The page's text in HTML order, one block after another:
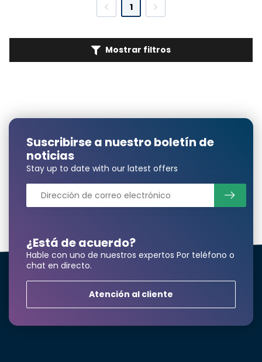
1
Mostrar filtros
¿Está de acuerdo?
Hable con uno de nuestros expertos Por teléfono o
chat en directo.
Atención al cliente
Suscribirse a nuestro boletín de
noticias
Stay up to date with our latest offers